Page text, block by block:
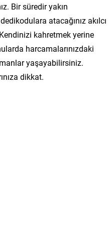
Bir süredir yakın
atacağınız akılcı
kahretmek yerine
harcamalarınızdaki
yaşayabilirsiniz.
dikkat.